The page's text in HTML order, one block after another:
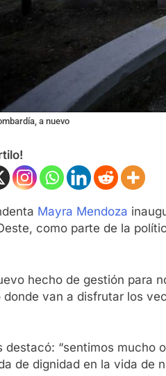
a nuevo
Mayra Mendoza
como parte de la
hecho de gestión para
donde van a disfrutar los
destacó: “sentimos mucho
de dignidad en la vida de